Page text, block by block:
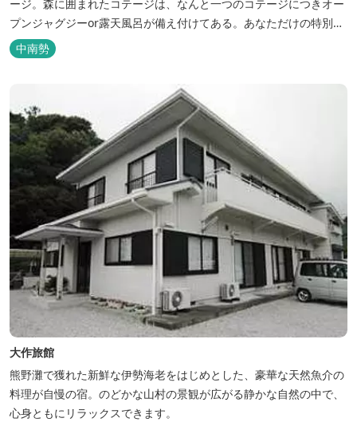
ージ。森に囲まれたコテージは、なんと一つのコテージにつきオー
プンジャグジーor露天風呂が備え付けてある。あなただけの特別な
時間をお過ごしください。
中南勢
大作旅館
熊野灘で獲れた新鮮な伊勢海老をはじめとした、豪華な天然魚介の
料理が自慢の宿。のどかな山村の景観が広がる静かな自然の中で、
心身ともにリラックスできます。